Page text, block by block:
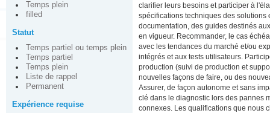
Temps plein
filled
Statut
Temps partiel ou temps plein
Temps partiel
Temps plein
Liste de rappel
Permanent
Expérience requise
clarifier leurs besoins et participer à
spécifications techniques des
documentation, des guides destinés
en vigueur. Recommander, le cas
avec les tendances du marché et/ou
intégrés et aux tests utilisateurs.
production (suivi de production et
nouvelles façons de faire, ou des
Assurer, de façon autonome et sans
clé dans le diagnostic lors des pannes
connexes. Les qualifications que nous